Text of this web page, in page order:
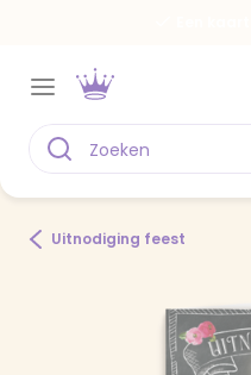
Uitnodiging feest